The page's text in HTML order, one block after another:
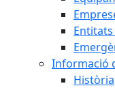
Informació
Història